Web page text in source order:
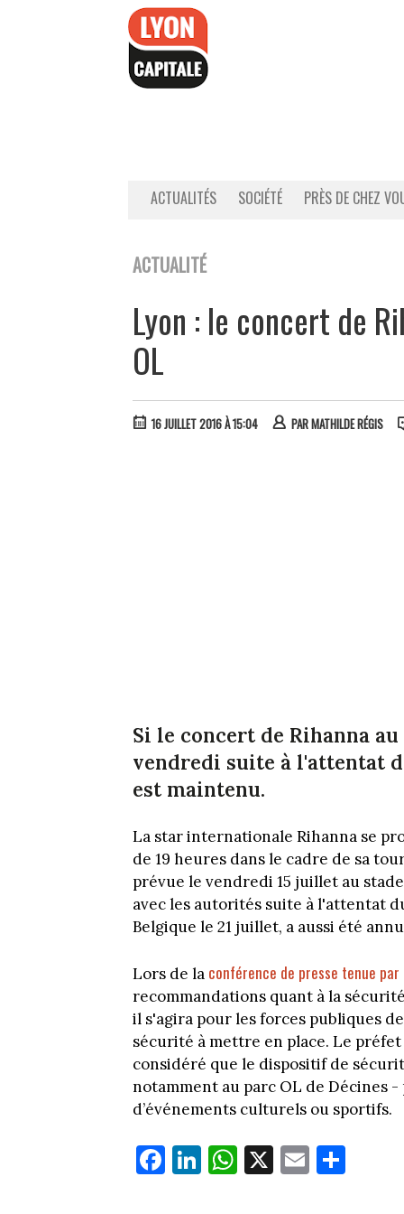
ACTUALITÉS SOCIÉTÉ PRÈS DE CHEZ
ACTUALITÉ
Lyon : le concert de
OL
16 JUILLET 2016 À 15:04 PARMATHILDE RÉGIS
Si le concert de Rihanna
vendredi suite à l'attentat
est maintenu.
La star internationale Rihanna se
de 19 heures dans le cadre de sa
prévue le vendredi 15 juillet au
avec les autorités suite à l'attentat
Belgique le 21 juillet, a aussi été
Lors de la conférence de presse tenue
recommandations quant à la
il s'agira pour les forces publiques
sécurité à mettre en place. Le
considéré que le dispositif de
notamment au parc OL de Décines
d’événements culturels ou sportifs.
Fa
ce
Li
nk
W
ha
X E
m